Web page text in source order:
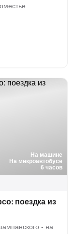
На машине
На микроавтобусе
6 часов
поездка из
- на